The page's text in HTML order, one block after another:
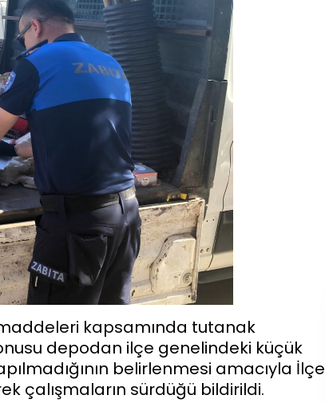
maddeleri kapsamında tutanak
depodan ilçe genelindeki küçük
belirlenmesi amacıyla İlçe
çalışmaların sürdüğü bildirildi.